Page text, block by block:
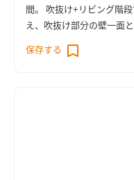
間。 吹抜け+リビング階段で2階とのつながりを持たせたのに加
え、吹抜け部分の壁一面
楽譜を整理する本棚を壁
保存する